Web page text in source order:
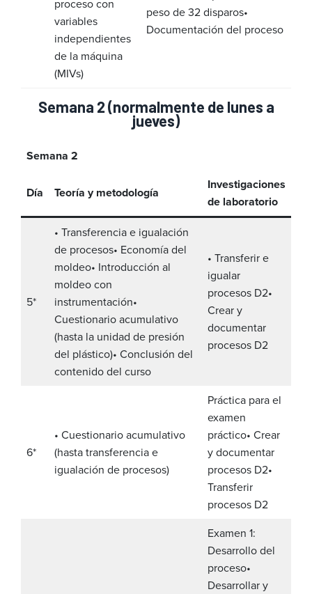
proceso con
variables
independientes
de la máquina
(MIVs)
peso de 32 disparos•
Documentación del proceso
Semana 2 (normalmente de lunes a
jueves)
Semana 2
Día Teoría y metodología
Investigaciones
de laboratorio
5*
• Transferencia e igualación
de procesos• Economía del
moldeo• Introducción al
moldeo con
instrumentación•
Cuestionario acumulativo
(hasta la unidad de presión
del plástico)• Conclusión del
contenido del curso
• Transferir e
igualar
procesos D2•
Crear y
documentar
procesos D2
6*
• Cuestionario acumulativo
(hasta transferencia e
igualación de procesos)
Práctica para el
examen
práctico• Crear
y documentar
procesos D2•
Transferir
procesos D2
Examen 1:
Desarrollo del
proceso•
Desarrollar y